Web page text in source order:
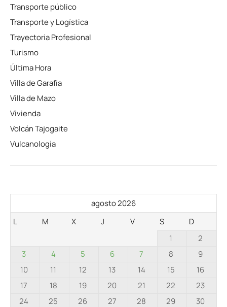
Transporte público
Transporte y Logística
Trayectoria Profesional
Turismo
Última Hora
Villa de Garafía
Villa de Mazo
Vivienda
Volcán Tajogaite
Vulcanología
agosto 2026
L
M X J V S
D
1
2
3
4 5 6 7 8
9
10
11 12 13 14 15
16
17
18 19 20 21 22
23
24
25 26 27 28 29
30